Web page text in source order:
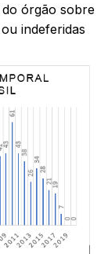
órgão sobre
indeferidas